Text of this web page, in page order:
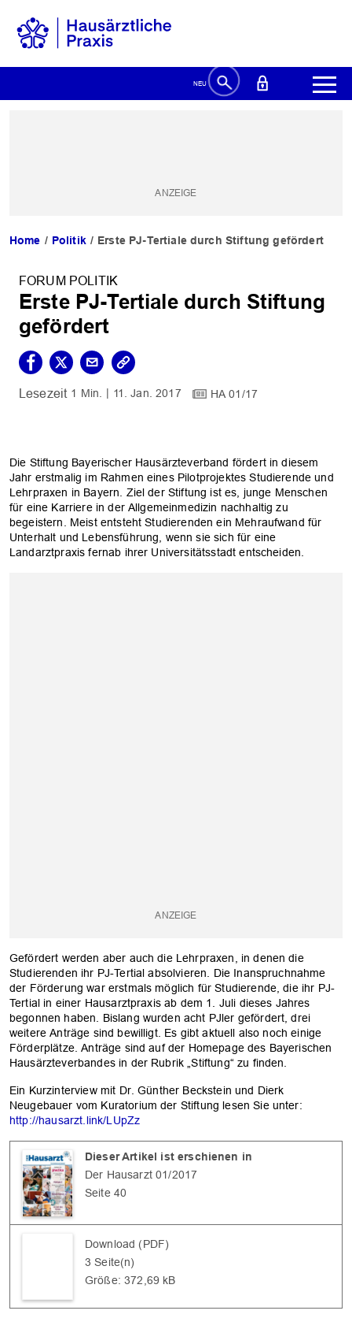
Home Politik Erste PJ-Tertiale durch Stiftung gefördert
FORUM POLITIK
Erste PJ-Tertiale durch Stiftung
gefördert
1 Min. 11. Jan. 2017 HA 01/17
Die Stiftung Bayerischer Hausärzteverband fördert in diesem
Jahr erstmalig im Rahmen eines Pilotprojektes Studierende und
Lehrpraxen in Bayern. Ziel der Stiftung ist es, junge Menschen
für eine Karriere in der Allgemeinmedizin nachhaltig zu
begeistern. Meist entsteht Studierenden ein Mehraufwand für
Unterhalt und Lebensführung, wenn sie sich für eine
Landarztpraxis fernab ihrer Universitätsstadt entscheiden.
Gefördert werden aber auch die Lehrpraxen, in denen die
Studierenden ihr PJ-Tertial absolvieren. Die Inanspruchnahme
der Förderung war erstmals möglich für Studierende, die ihr PJ-
Tertial in einer Hausarztpraxis ab dem 1. Juli dieses Jahres
begonnen haben. Bislang wurden acht PJler gefördert, drei
weitere Anträge sind bewilligt. Es gibt aktuell also noch einige
Förderplätze. Anträge sind auf der Homepage des Bayerischen
Hausärzteverbandes in der Rubrik „Stiftung“ zu finden.
Ein Kurzinterview mit Dr. Günther Beckstein und Dierk
Neugebauer vom Kuratorium der Stiftung lesen Sie unter:
http://hausarzt.link/LUpZz
Dieser Artikel ist erschienen in
Der Hausarzt 01/2017
Seite 40
Download (PDF)
3 Seite(n)
Größe: 372,69 kB